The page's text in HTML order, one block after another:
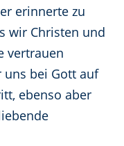
erinnerte zu
wir Christen und
vertrauen
uns bei Gott auf
ebenso aber